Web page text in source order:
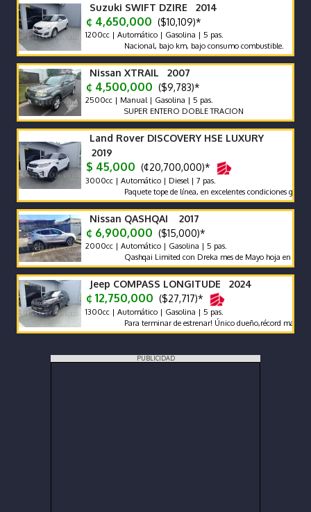
Suzuki SWIFT DZIRE 2014
¢ 4,650,000 ($10,109)*
1200cc | Automático | Gasolina | 5 pas.
Nacional, bajo km, bajo consumo combustible.
Nissan XTRAIL 2007
¢ 4,500,000 ($9,783)*
2500cc | Manual | Gasolina | 5 pas.
SUPER ENTERO DOBLE TRACION
Land Rover DISCOVERY HSE LUXURY
2019
$ 45,000 (¢20,700,000)*
3000cc | Automático | Diesel | 7 pas.
Paquete tope de línea, en excelentes condiciones generales.
Nissan QASHQAI 2017
¢ 6,900,000 ($15,000)*
2000cc | Automático | Gasolina | 5 pas.
Qashqai Limited con Dreka mes de Mayo hoja en Blanco
Jeep COMPASS LONGITUDE 2024
¢ 12,750,000 ($27,717)*
1300cc | Automático | Gasolina | 5 pas.
Para terminar de estrenar! Único dueño,récord mant
PUBLICIDAD